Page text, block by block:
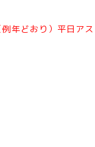
年どおり）平日アス